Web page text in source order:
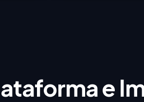
e